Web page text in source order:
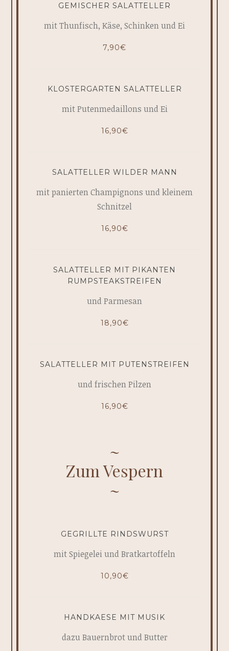
GEMISCHER SALATTELLER
mit Thunfisch, Käse, Schinken und Ei
7,90€
KLOSTERGARTEN SALATTELLER
mit Putenmedaillons und Ei
16,90€
SALATTELLER WILDER MANN
mit panierten Champignons und kleinem
Schnitzel
16,90€
SALATTELLER MIT PIKANTEN
RUMPSTEAKSTREIFEN
und Parmesan
18,90€
SALATTELLER MIT PUTENSTREIFEN
und frischen Pilzen
16,90€
Zum Vespern
GEGRILLTE RINDSWURST
mit Spiegelei und Bratkartoffeln
10,90€
HANDKAESE MIT MUSIK
dazu Bauernbrot und Butter